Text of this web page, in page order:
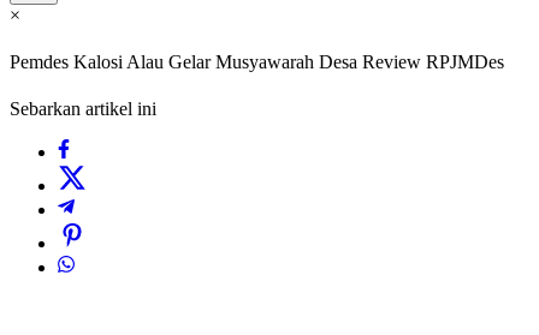
×
Pemdes Kalosi Alau Gelar Musyawarah Desa Review RPJMDes
Sebarkan artikel ini